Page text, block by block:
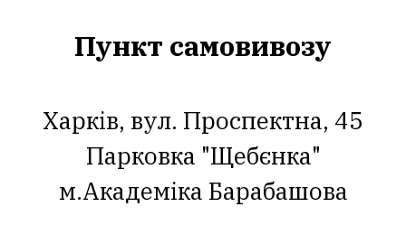
Пункт самовивозу
Харків, вул. Проспектна, 45
Парковка "Щебєнка"
м.Академіка Барабашова